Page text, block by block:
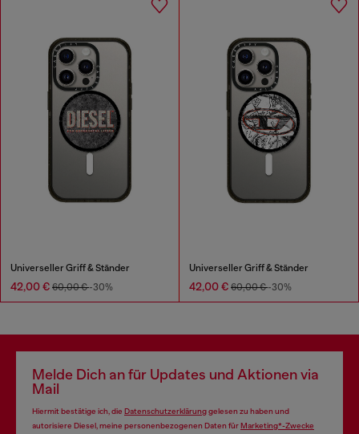
Universeller Griff & Ständer
42,00 € 60,00 €-30%
Universeller Griff & Ständer
42,00 € 60,00 €-30%
Melde Dich an für Updates und Aktionen via
Mail
Hiermit bestätige ich, die Datenschutzerklärunggelesen zu haben und
autorisiere Diesel, meine personenbezogenen Daten fürMarketing*-Zwecke